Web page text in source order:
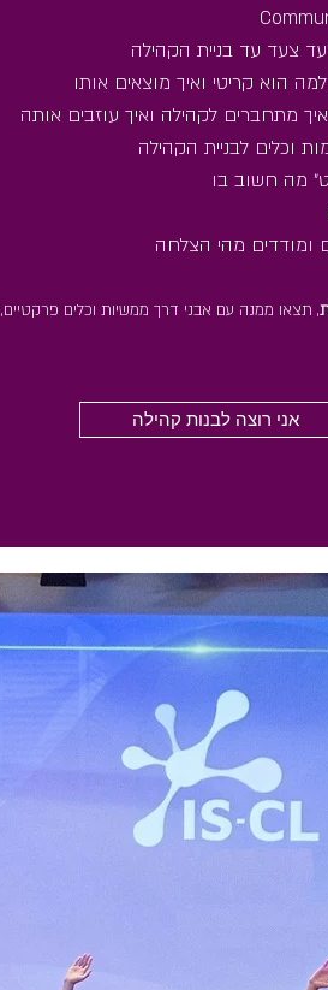
צעד עד בניית הקהילה
הוא קריטי ואיך מוצאים אותו
איך מתחברים לקהילה ואיך עוזבים אותה
וכלים לבניית הקהילה
מה חשוב בו
ומודדים מהי הצלחה
צעד עד בניית הקהילה
הוא קריטי ואיך מוצאים אותו
איך מתחברים לקהילה ואיך עוזבים אותה
וכלים לבניית הקהילה
מה חשוב בו
ומודדים מהי הצלחה
, תצאו ממנה עם אבני דרך ממשיות וכלים פרקטיים,
אני רוצה לבנות קהילה